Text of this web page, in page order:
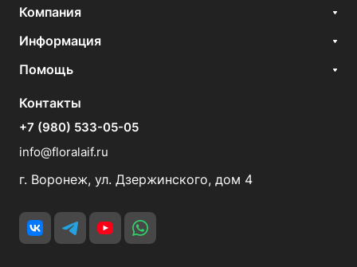
Компания
Информация
Помощь
Контакты
+7 (980) 533-05-05
info@floralaif.ru
г. Воронеж, ул. Дзержинского, дом 4